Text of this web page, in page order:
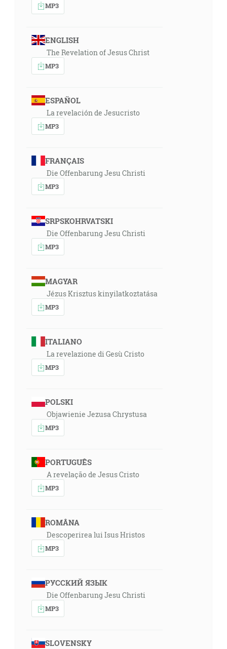
MP3
ENGLISH
The Revelation of Jesus Christ
MP3
ESPAÑOL
La revelación de Jesucristo
MP3
FRANÇAIS
Die Offenbarung Jesu Christi
MP3
SRPSKOHRVATSKI
Die Offenbarung Jesu Christi
MP3
MAGYAR
Jézus Krisztus kinyilatkoztatása
MP3
ITALIANO
La revelazione di Gesù Cristo
MP3
POLSKI
Objawienie Jezusa Chrystusa
MP3
PORTUGUÊS
A revelação de Jesus Cristo
MP3
ROMÂNA
Descoperirea lui Isus Hristos
MP3
РУССКИЙ ЯЗЫК
Die Offenbarung Jesu Christi
MP3
SLOVENSKY